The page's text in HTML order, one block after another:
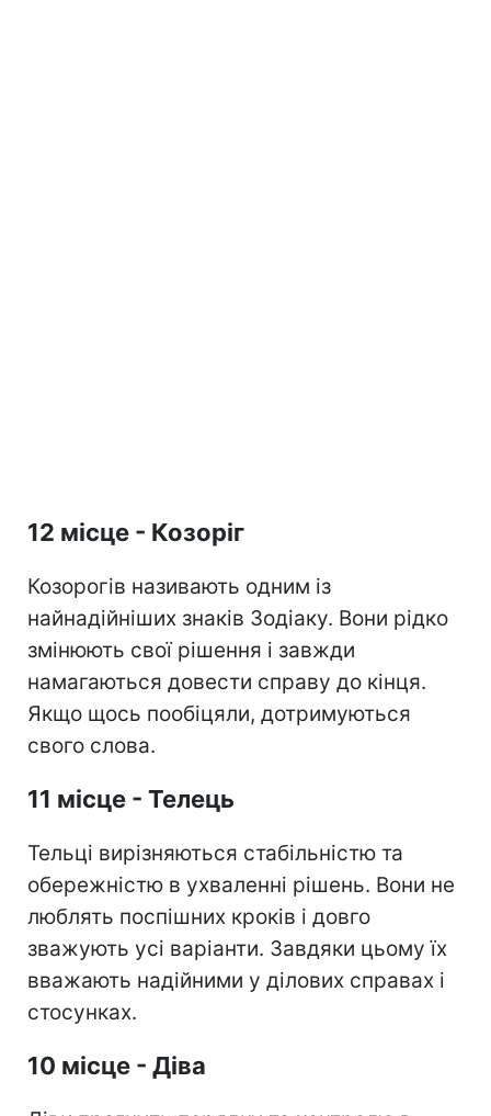
12 місце - Козоріг
Козорогів називають одним із
найнадійніших знаків Зодіаку. Вони рідко
змінюють свої рішення і завжди
намагаються довести справу до кінця.
Якщо щось пообіцяли, дотримуються
свого слова.
11 місце - Телець
Тельці вирізняються стабільністю та
обережністю в ухваленні рішень. Вони не
люблять поспішних кроків і довго
зважують усі варіанти. Завдяки цьому їх
вважають надійними у ділових справах і
стосунках.
10 місце - Діва